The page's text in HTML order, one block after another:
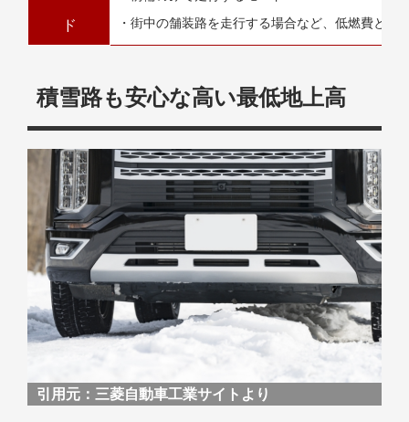
ド
・街中の舗装路を走行する場合など、低燃費と軽
積雪路も安心な高い最低地上高
引用元： 三菱自動車工業サイトより